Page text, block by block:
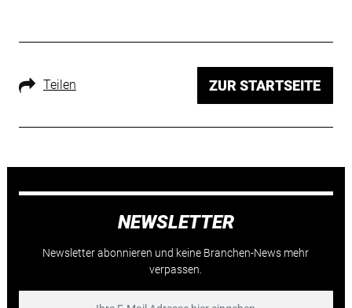
Teilen ZUR STARTSEITE
NEWSLETTER
Newsletter abonnieren und keine Branchen-News mehr
verpassen.